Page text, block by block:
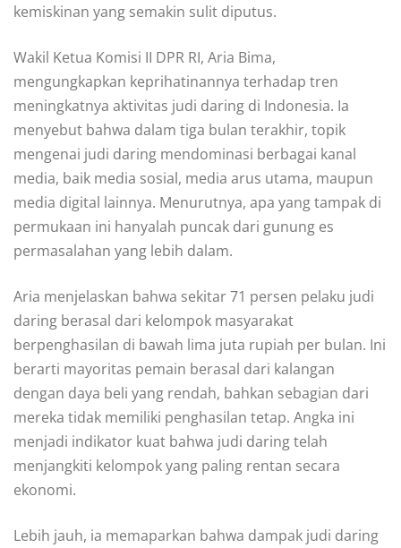
kemiskinan yang semakin sulit diputus.
Wakil Ketua Komisi II DPR RI, Aria Bima,
mengungkapkan keprihatinannya terhadap tren
meningkatnya aktivitas judi daring di Indonesia. Ia
menyebut bahwa dalam tiga bulan terakhir, topik
mengenai judi daring mendominasi berbagai kanal
media, baik media sosial, media arus utama, maupun
media digital lainnya. Menurutnya, apa yang tampak di
permukaan ini hanyalah puncak dari gunung es
permasalahan yang lebih dalam.
Aria menjelaskan bahwa sekitar 71 persen pelaku judi
daring berasal dari kelompok masyarakat
berpenghasilan di bawah lima juta rupiah per bulan. Ini
berarti mayoritas pemain berasal dari kalangan
dengan daya beli yang rendah, bahkan sebagian dari
mereka tidak memiliki penghasilan tetap. Angka ini
menjadi indikator kuat bahwa judi daring telah
menjangkiti kelompok yang paling rentan secara
ekonomi.
Lebih jauh, ia memaparkan bahwa dampak judi daring